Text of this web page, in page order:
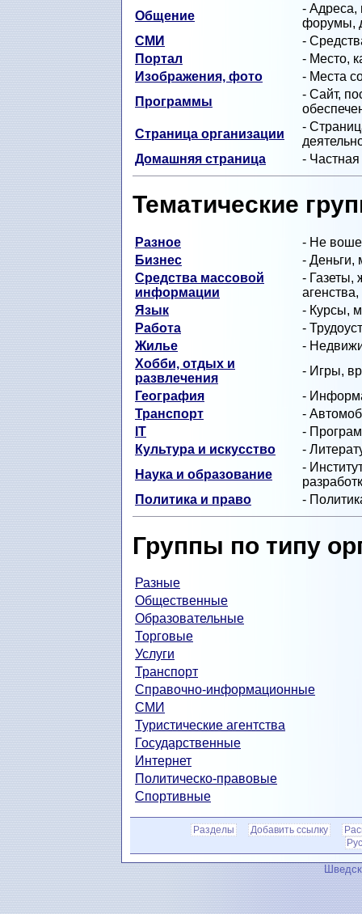
Общение
- Адреса,
форумы,
СМИ
-
Портал
- Место,
Изображения, фото
- Места
Программы
- Сайт,
Страница организации
-
Домашняя страница
- Частная
Тематические
Разное
- Не
Бизнес
- Деньги,
Средства массовой
информации
- Газеты,
Язык
- Курсы,
Работа
-
Жилье
-
Хобби, отдых и
развлечения
- Игры,
География
-
Транспорт
-
IT
-
Культура и искусство
-
Наука и образование
-
Политика и право
-
Группы по типу
Разные
Общественные
Образовательные
Торговые
Услуги
Транспорт
Справочно-информационные
СМИ
Туристические агентства
Государственные
Интернет
Политическо-правовые
Спортивные
Разделы Добавить ссылку